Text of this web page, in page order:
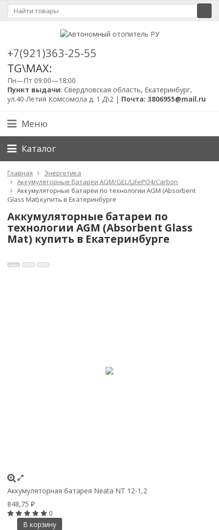
+7(921)363-25-55
TG\MAX:
Пн—Пт 09:00—18:00
Пункт выдачи: Свердловская область, Екатеринбург,
ул.40-Летия Комсомола д. 1 Д\2 | Почта: 3806955@mail.ru
Меню
Каталог
Главная
Энергетика
Аккумуляторные батареи AGM/GEL/LiFePO4/Carbon
Аккумуляторные батареи по технологии AGM (Absorbent
Glass Mat) купить в Екатеринбурге
Аккумуляторные батареи по
технологии AGM (Absorbent Glass
Mat) купить в Екатеринбурге
Аккумуляторная батарея Neata NT 12-1,2
848,75 ₽
0
В корзину